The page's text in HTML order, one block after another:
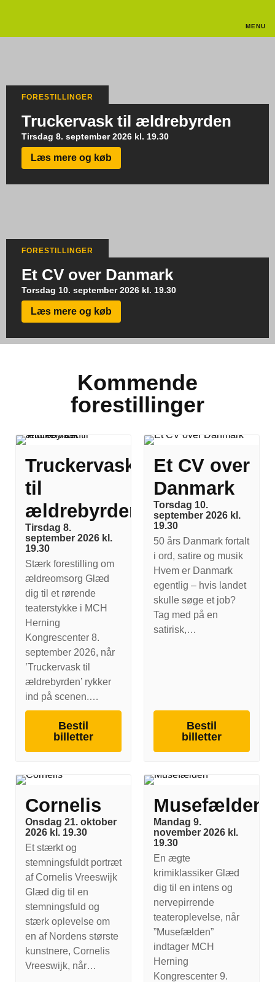
MENU
FORESTILLINGER
Truckervask til ældrebyrden
Tirsdag 8. september 2026 kl. 19.30
Læs mere og køb
FORESTILLINGER
Et CV over Danmark
Torsdag 10. september 2026 kl. 19.30
Læs mere og køb
Kommende
forestillinger
Truckervask
til
ældrebyrden
Tirsdag 8.
september 2026 kl.
19.30
Stærk forestilling om
ældreomsorg Glæd
dig til et rørende
teaterstykke i MCH
Herning
Kongrescenter 8.
september 2026, når
’Truckervask til
ældrebyrden’ rykker
ind på scenen.…
Bestil
billetter
Et CV over
Danmark
Torsdag 10.
september 2026 kl.
19.30
50 års Danmark fortalt
i ord, satire og musik
Hvem er Danmark
egentlig – hvis landet
skulle søge et job?
Tag med på en
satirisk,…
Bestil
billetter
Cornelis
Onsdag 21. oktober
2026 kl. 19.30
Et stærkt og
stemningsfuldt portræt
af Cornelis Vreeswijk
Glæd dig til en
stemningsfuld og
stærk oplevelse om
en af Nordens største
kunstnere, Cornelis
Vreeswijk, når…
Musefælden
Mandag 9.
november 2026 kl.
19.30
En ægte
krimiklassiker Glæd
dig til en intens og
nervepirrende
teateroplevelse, når
”Musefælden”
indtager MCH
Herning
Kongrescenter 9.